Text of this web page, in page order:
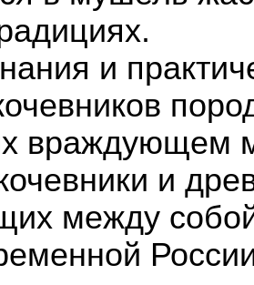
и
враждующем
и
между